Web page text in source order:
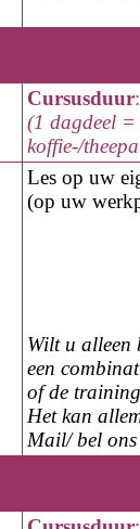
Cursusduur
(1 dagdeel
koffie-/
Les op uw
(op uw
Wilt u alleen
een
of de
Het kan
Mail/ bel